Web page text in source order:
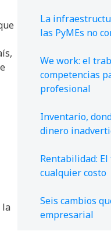
la
La
las PyMEs no
We work: el
competencias
profesional
Inventario,
dinero
Rentabilidad:
cualquier costo
Seis cambios
empresarial